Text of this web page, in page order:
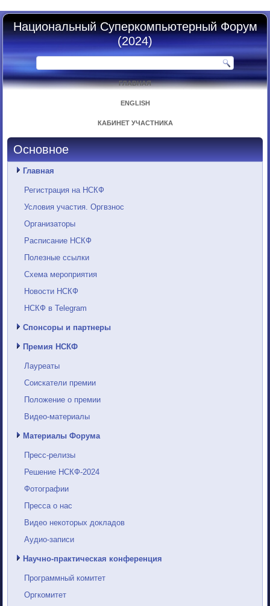
Национальный Суперкомпьютерный Форум
(2024)
ГЛАВНАЯ
ENGLISH
КАБИНЕТ УЧАСТНИКА
Основное
Главная
Регистрация на НСКФ
Условия участия. Оргвзнос
Организаторы
Расписание НСКФ
Полезные ссылки
Схема мероприятия
Новости НСКФ
НСКФ в Telegram
Спонсоры и партнеры
Премия НСКФ
Лауреаты
Соискатели премии
Положение о премии
Видео-материалы
Материалы Форума
Пресс-релизы
Решение НСКФ-2024
Фотографии
Пресса о нас
Видео некоторых докладов
Аудио-записи
Научно-практическая конференция
Программный комитет
Оргкомитет